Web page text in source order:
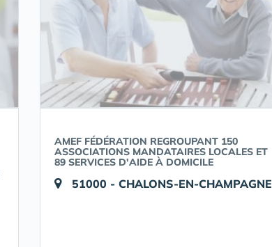
AMEF FÉDÉRATION REGROUPANT 150
ASSOCIATIONS MANDATAIRES LOCALES ET
89 SERVICES D'AIDE À DOMICILE
51000 - CHALONS-EN-CHAMPAGNE